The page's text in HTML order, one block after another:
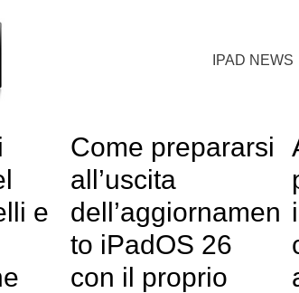
IPAD NEWS
e
Come prepararsi
all’uscita
dell’aggiornamen
to iPadOS 26
con il proprio